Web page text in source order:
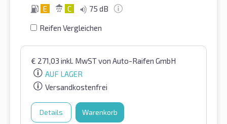
E C 75 dB
Reifen Vergleichen
€ 271,03 inkl. MwSTvon Auto-Raifen GmbH
AUF LAGER
Versandkostenfrei
Details Warenkorb